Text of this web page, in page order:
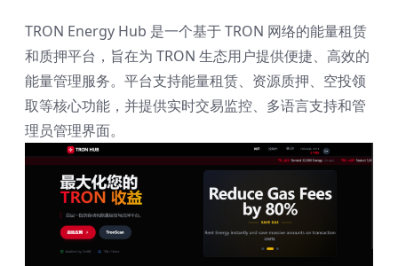
TRON Energy Hub 是一个基于 TRON 网络的能量租赁
和质押平台，旨在为 TRON 生态用户提供便捷、高效的
能量管理服务。平台支持能量租赁、资源质押、空投领
取等核心功能，并提供实时交易监控、多语言支持和管
理员管理界面。